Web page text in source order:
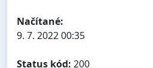
Načítané:
9. 7. 2022 00:35
Status kód: 200